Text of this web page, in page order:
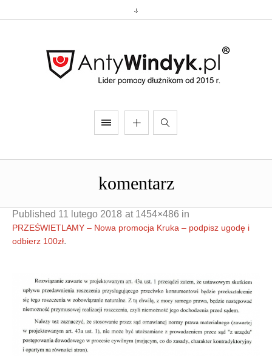
Doradztwo prawne
Doradztwo & konsulting
Negocjacje z wierzycielami
komentarz
Published 11 lutego 2018 at 1454×486 in
PRZEŚWIETLAMY – Nowa promocja Kruka – podpisz ugodę i
odbierz 100zł.